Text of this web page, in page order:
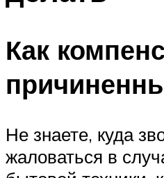
Как
Не знаете, куда
жаловаться в